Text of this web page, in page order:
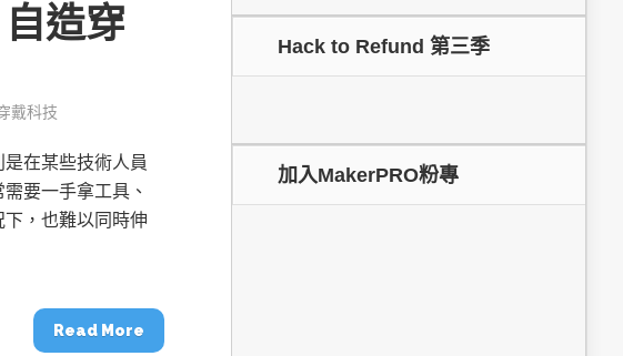
攜手生態系夥伴分享Edge AI機器
驗
、AMD
造穿
戴科技
在某些技術人員
要一手拿工具、
，也難以同時伸
Read More
Hack to Refund 第三季
加入MakerPRO粉專